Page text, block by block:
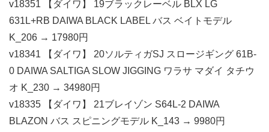
v18351 【ダイワ】 19ブラックレーベル BLX LG
631L+RB DAIWA BLACK LABEL バス ベイトモデル
K_206 → 17980円
v18341 【ダイワ】 20ソルティガSJ スロージギング 61B-
0 DAIWA SALTIGA SLOW JIGGING ワラサ マダイ タチウ
オ K_230 → 34980円
v18335 【ダイワ】 21ブレイゾン S64L-2 DAIWA
BLAZON バス スピニングモデル K_143 → 9980円